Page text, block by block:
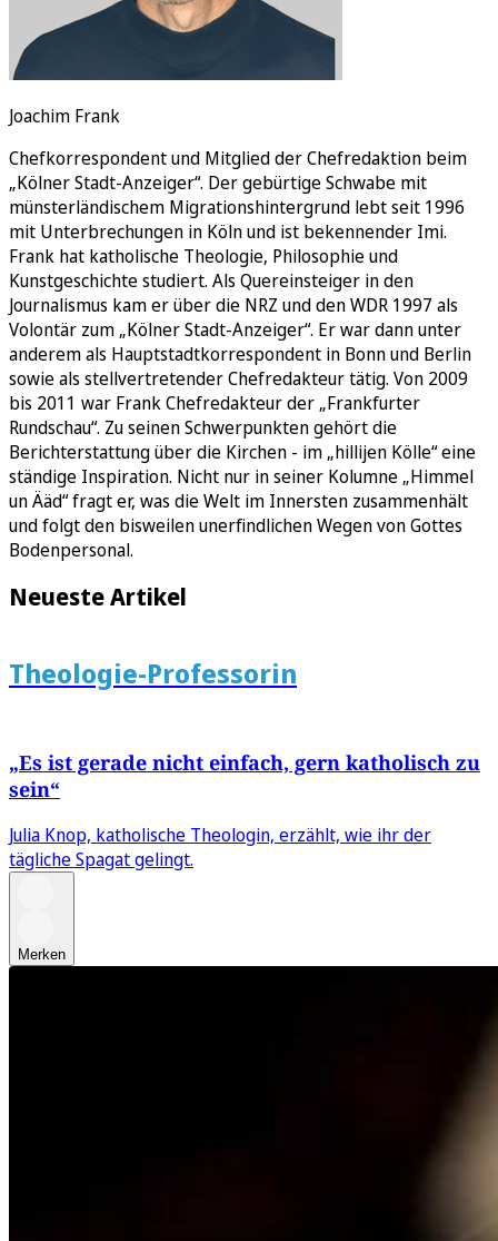
Joachim Frank
Chefkorrespondent und Mitglied der Chefredaktion beim
„Kölner Stadt-Anzeiger“. Der gebürtige Schwabe mit
münsterländischem Migrationshintergrund lebt seit 1996
mit Unterbrechungen in Köln und ist bekennender Imi.
Frank hat katholische Theologie, Philosophie und
Kunstgeschichte studiert. Als Quereinsteiger in den
Journalismus kam er über die NRZ und den WDR 1997 als
Volontär zum „Kölner Stadt-Anzeiger“. Er war dann unter
anderem als Hauptstadtkorrespondent in Bonn und Berlin
sowie als stellvertretender Chefredakteur tätig. Von 2009
bis 2011 war Frank Chefredakteur der „Frankfurter
Rundschau“. Zu seinen Schwerpunkten gehört die
Berichterstattung über die Kirchen - im „hillijen Kölle“ eine
ständige Inspiration. Nicht nur in seiner Kolumne „Himmel
un Ääd“ fragt er, was die Welt im Innersten zusammenhält
und folgt den bisweilen unerfindlichen Wegen von Gottes
Bodenpersonal.
Neueste Artikel
Theologie-Professorin
„Es ist gerade nicht einfach, gern katholisch zu
sein“
Julia Knop, katholische Theologin, erzählt, wie ihr der
tägliche Spagat gelingt.
Merken